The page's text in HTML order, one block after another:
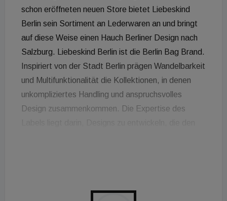
schon eröffneten neuen Store bietet Liebeskind
Berlin sein Sortiment an Lederwaren an und bringt
auf diese Weise einen Hauch Berliner Design nach
Salzburg. Liebeskind Berlin ist die Berlin Bag Brand.
Inspiriert von der Stadt Berlin prägen Wandelbarkeit
und Multifunktionalität die Kollektionen, in denen
unkompliziertes Handling und anspruchsvolles
Design zusammenkommen. Die Expertise des
Was mit einer Lederhandtasche und einer Vision